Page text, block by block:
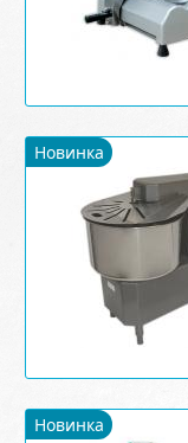
Новинка
Новинка